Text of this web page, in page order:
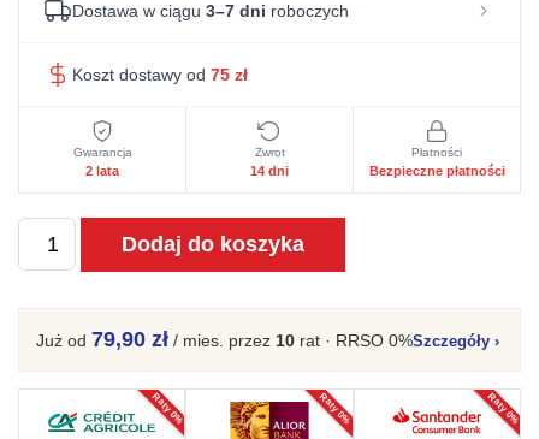
Dostawa w ciągu 3–7 dni roboczych
Koszt dostawy od 75 zł
Gwarancja
2 lata
Zwrot
14 dni
Płatności
Bezpieczne płatności
ilość
Elegancka
tapicerowana
jasnobeżowym
tkanina
Dodaj do koszyka
Już od 79,90 zł / mies. przez 10 rat · RRSO 0%Szczegóły ›
Raty 0% Raty 0% Raty 0%